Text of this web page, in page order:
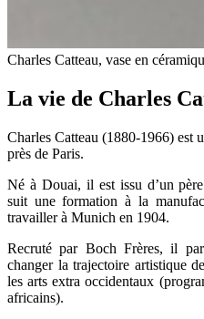
Charles Catteau, vase en
La vie de Charles
Charles Catteau (1880-1966) est
près de Paris.
Né à Douai, il est issu d’un
suit une formation à la
travailler à Munich en 1904.
Recruté par Boch Frères, il
changer la trajectoire artistique
les arts extra occidentaux
africains).